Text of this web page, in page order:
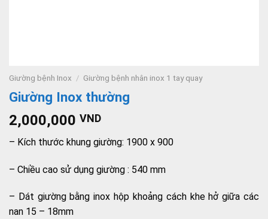
Giường bệnh Inox / Giường bệnh nhân inox 1 tay quay
Giường Inox thường
2,000,000 VND
– Kích thước khung giường: 1900 x 900
– Chiều cao sử dụng giường : 540 mm
– Dát giường bằng inox hộp khoảng cách khe hở giữa các
nan 15 – 18mm